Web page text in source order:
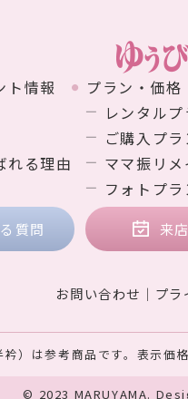
ト情報
れる理由
プラン・価格
レンタルプ
ご購入プラ
ママ振リ
フォトプラ
質問 来
お問い合わせ プラ
）は参考商品です。表示価
© 2023 MARUYAMA.